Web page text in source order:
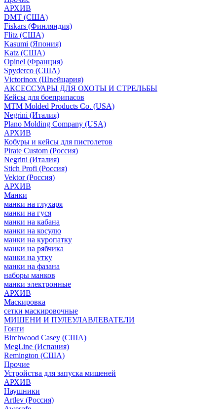
АРХИВ
DMT (США)
Fiskars (Финляндия)
Flitz (США)
Kasumi (Япония)
Katz (США)
Opinel (Франция)
Spyderco (США)
Victorinox (Швейцария)
АКСЕССУАРЫ ДЛЯ ОХОТЫ И СТРЕЛЬБЫ
Кейсы для боеприпасов
MTM Molded Products Co. (USA)
Negrini (Италия)
Plano Molding Company (USA)
АРХИВ
Кобуры и кейсы для пистолетов
Pirate Custom (Россия)
Negrini (Италия)
Stich Profi (Россия)
Vektor (Россия)
АРХИВ
Манки
манки на глухаря
манки на гуся
манки на кабана
манки на косулю
манки на куропатку
манки на рябчика
манки на утку
манки на фазана
наборы манков
манки электронные
АРХИВ
Маскировка
сетки маскировочные
МИШЕНИ И ПУЛЕУЛАВЛЕВАТЕЛИ
Гонги
Birchwood Casey (США)
MegLine (Испания)
Remington (США)
Прочие
Устройства для запуска мишеней
АРХИВ
Наушники
Artlev (Россия)